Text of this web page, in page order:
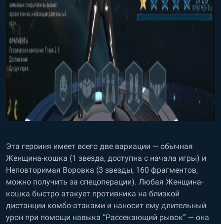
Эта героиня имеет всего две вариации — обычная
Женщина-кошка (1 звезда, доступна с начала игры) и
Неповторимая Воровка (3 звезды, 160 фрагментов,
можно получить за спецоперации). Любая Женщина-
кошка быстро атакует противника на близкой
дистанции комбо-атаками и наносит ему длительный
урон при помощи навыка “Рассекающий рывок” — она